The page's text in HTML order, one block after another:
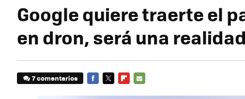
Google quiere traerte el
en dron, será una
7 comentarios